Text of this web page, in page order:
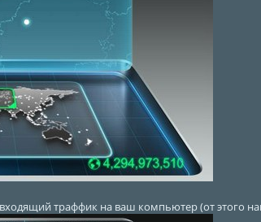
траффик на ваш компьютер (от этого